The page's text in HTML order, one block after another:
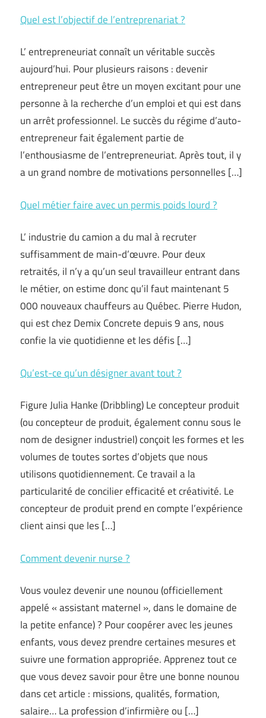
Quel est l’objectif de l’entreprenariat ?
L’ entrepreneuriat connaît un véritable succès
aujourd’hui. Pour plusieurs raisons : devenir
entrepreneur peut être un moyen excitant pour une
personne à la recherche d’un emploi et qui est dans
un arrêt professionnel. Le succès du régime d’auto-
entrepreneur fait également partie de
l’enthousiasme de l’entrepreneuriat. Après tout, il y
a un grand nombre de motivations personnelles […]
Quel métier faire avec un permis poids lourd ?
L’ industrie du camion a du mal à recruter
suffisamment de main-d’œuvre. Pour deux
retraités, il n’y a qu’un seul travailleur entrant dans
le métier, on estime donc qu’il faut maintenant 5
000 nouveaux chauffeurs au Québec. Pierre Hudon,
qui est chez Demix Concrete depuis 9 ans, nous
confie la vie quotidienne et les défis […]
Qu’est-ce qu’un désigner avant tout ?
Figure Julia Hanke (Dribbling) Le concepteur produit
(ou concepteur de produit, également connu sous le
nom de designer industriel) conçoit les formes et les
volumes de toutes sortes d’objets que nous
utilisons quotidiennement. Ce travail a la
particularité de concilier efficacité et créativité. Le
concepteur de produit prend en compte l’expérience
client ainsi que les […]
Comment devenir nurse ?
Vous voulez devenir une nounou (officiellement
appelé « assistant maternel », dans le domaine de
la petite enfance) ? Pour coopérer avec les jeunes
enfants, vous devez prendre certaines mesures et
suivre une formation appropriée. Apprenez tout ce
que vous devez savoir pour être une bonne nounou
dans cet article : missions, qualités, formation,
salaire… La profession d’infirmière ou […]